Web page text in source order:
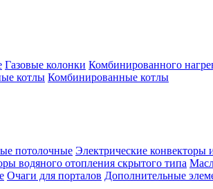
Газовые колонки Комбинированного
котлы Комбинированные котлы
потолочные Электрические конвекторы
водяного отопления скрытого типа
Очаги для порталов Дополнительные